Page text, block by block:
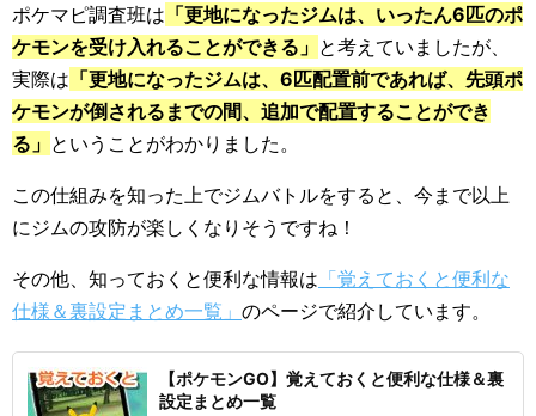
ポケマピ調査班は 「更地になったジムは、いったん6匹のポ
ケモンを受け入れることができる」 と考えていましたが、
実際は 「更地になったジムは、6匹配置前であれば、先頭ポ
ケモンが倒されるまでの間、追加で配置することができ
る」 ということがわかりました。
この仕組みを知った上でジムバトルをすると、今まで以上
にジムの攻防が楽しくなりそうですね！
その他、知っておくと便利な情報は 「覚えておくと便利な
仕様＆裏設定まとめ一覧」 のページで紹介しています。
【ポケモンGO】覚えておくと便利な仕様＆裏
設定まとめ一覧